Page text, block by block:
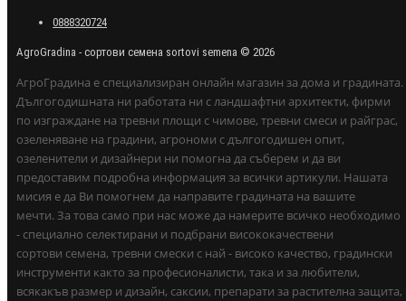
0888320724
AgroGradina - сортови семена sortovi semena © 2026
АгроГрадина е специализиран онлайн магазин за дома и градината.
Дългогодишната ни работата ни с ландшафтни архитекти, фирми
по изграждане на тревни площи с чимове, тревни смеси и райграс,
озеленяване на градини, агрономи с дългогодишен опит,
озеленители и дизайнери ни помогна да съберем и да ви
предоставим подробна информация за всички артикули. Нашата
мисия е да Ви помогнем да направите градината на вашите
мечти. За това само при нас може да намерите всичко необходимо
- специално селектирани и подбрани висококачествени
сортови семена, тревни смески с най - високо качество, градински
инструменти както за професионалисти, така и за любители,
всякакъв размер и дизайн, саксии, препарати за растителна защита,